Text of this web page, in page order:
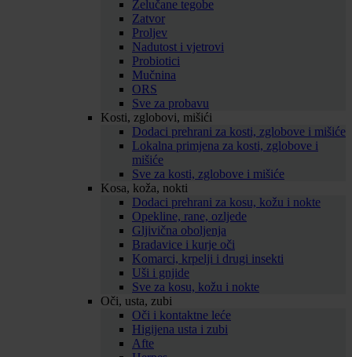
Želučane tegobe
Zatvor
Proljev
Nadutost i vjetrovi
Probiotici
Mučnina
ORS
Sve za probavu
Kosti, zglobovi, mišići
Dodaci prehrani za kosti, zglobove i mišiće
Lokalna primjena za kosti, zglobove i
mišiće
Sve za kosti, zglobove i mišiće
Kosa, koža, nokti
Dodaci prehrani za kosu, kožu i nokte
Opekline, rane, ozljede
Gljivična oboljenja
Bradavice i kurje oči
Komarci, krpelji i drugi insekti
Uši i gnjide
Sve za kosu, kožu i nokte
Oči, usta, zubi
Oči i kontaktne leće
Higijena usta i zubi
Afte